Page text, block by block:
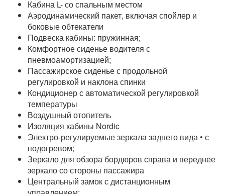
Кабина L- со спальным местом
Аэродинамический пакет, включая спойлер и
боковые обтекатели
Подвеска кабины: пружинная;
Комфортное сиденье водителя с
пневмоамортизацией;
Пассажирское сиденье с продольной
регулировкой и наклона спинки
Кондиционер с автоматической регулировкой
температуры
Воздушный отопитель
Изоляция кабины Nordic
Электро-регулируемые зеркала заднего вида • с
подогревом;
Зеркало для обзора бордюров справа и переднее
зеркало со стороны пассажира
Центральный замок с дистанционным